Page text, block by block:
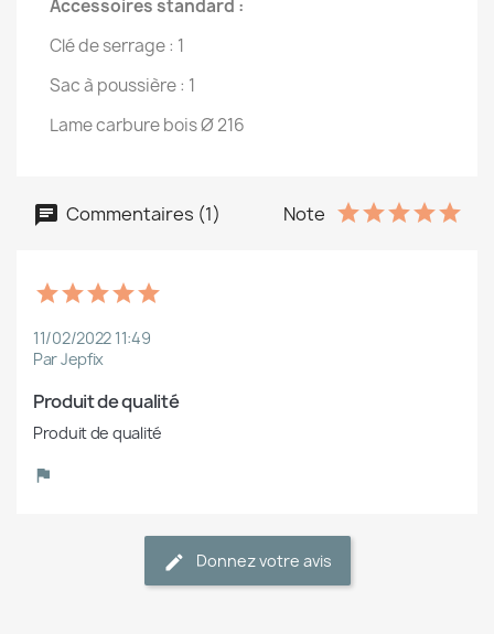
Accessoires standard :
Clé de serrage : 1
Sac à poussière : 1
Lame carbure bois Ø 216
Commentaires (1) Note
11/02/2022 11:49
Par Jepfix
Produit de qualité
Produit de qualité
Donnez votre avis